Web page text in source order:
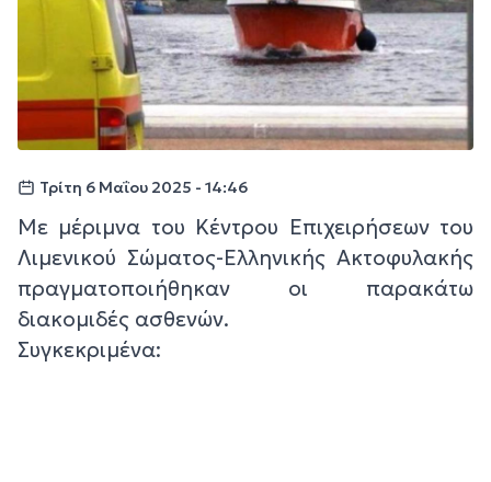
Τρίτη 6 Μαΐου 2025 - 14:46
Με μέριμνα του Κέντρου Επιχειρήσεων του
Λιμενικού Σώματος-Ελληνικής Ακτοφυλακής
πραγματοποιήθηκαν οι παρακάτω
διακομιδές ασθενών.
Συγκεκριμένα: